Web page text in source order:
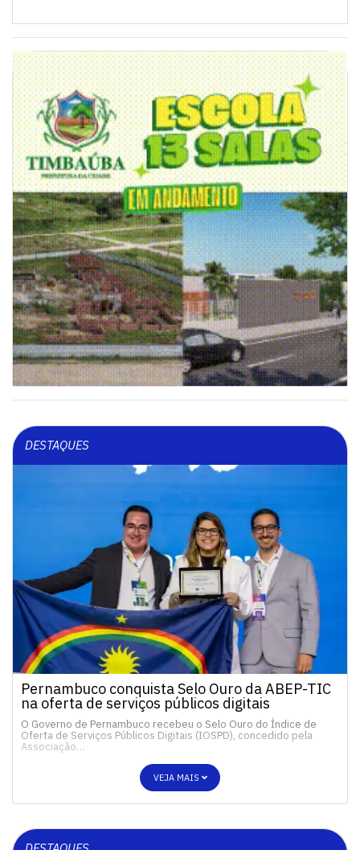
DESTAQUES
Pernambuco conquista Selo Ouro da ABEP-TIC
na oferta de serviços públicos digitais
O Governo de Pernambuco recebeu o Selo Ouro do Índice de
Oferta de Serviços Públicos Digitais (IOSPD), concedido pela
Associação…
VEJA MAIS